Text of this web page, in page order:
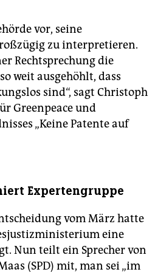
vor, seine
zu interpretieren.
Rechtsprechung die
weit ausgehöhlt, dass
sind“, sagt Christoph
Greenpeace und
„Keine Patente auf
Expertengruppe
vom März hatte
eine
Nun teilt ein Sprecher von
(SPD) mit, man sei „im